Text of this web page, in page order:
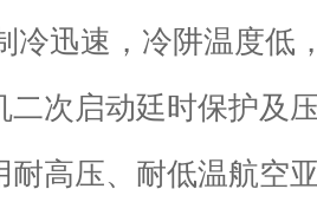
冷迅速，冷阱温度低
二次启动廷时保护及
耐高压、耐低温航空